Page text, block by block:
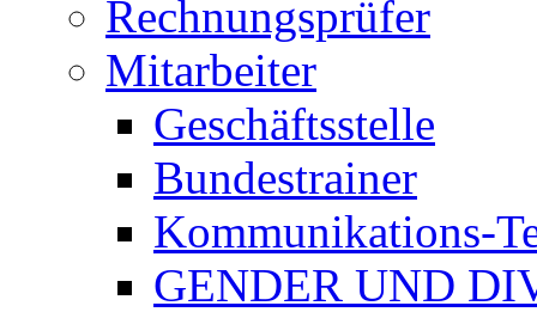
Rechnungsprüfer
Mitarbeiter
Geschäftsstelle
Bundestrainer
Kommunikations-
GENDER UND